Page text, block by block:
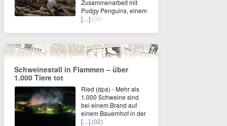
Zusammenarbeit mit
Pudgy Penguins, einem
[…] (00)
Schweinestall in Flammen – über
1.000 Tiere tot
Ried (dpa) - Mehr als
1.000 Schweine sind
bei einem Brand auf
einem Bauernhof in der
[…] (02)